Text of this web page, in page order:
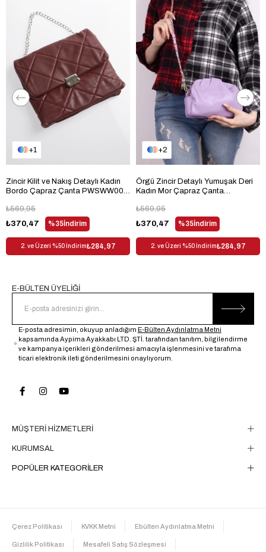
1
Zincir Kilit ve Nakış Detaylı Kadın
Bordo Çapraz Çanta PWSWW007-
%35İndirim
₺370,47
₺569,95
2. ve Üzeri %50 İndirim₺284,97
2
Örgü Zincir Detaylı Yumuşak Deri
Kadın Mor Çapraz Çanta
%35İndirim
₺370,47
₺569,95
2. ve Üzeri %50 İndirim₺284,97
MÜŞTERİ HİZMETLERİ
KURUMSAL
POPÜLER KATEGORİLER
E-BÜLTEN ÜYELİĞİ
E-posta adresimin, okuyup anladığım E-Bülten Aydınlatma Metni
kapsamında Aypima Ayakkabı LTD. ŞTİ. tarafından tanıtım, bilgilendirme
ve kampanya içerikleri gönderilmesi amacıyla işlenmesini ve tarafıma
ticari elektronik ileti gönderilmesini onaylıyorum.
Çerez Politikası KVKK Metni Ebülten Aydınlatma Metni
Gizlilik Politikası Mesafeli Satış Sözleşmesi